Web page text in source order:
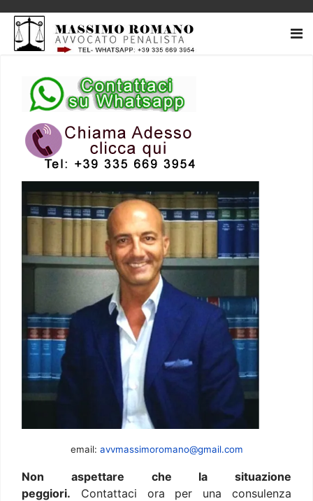
email: avvmassimoromano@gmail.com
Non aspettare che la situazione
peggiori. Contattaci ora per una consulenza